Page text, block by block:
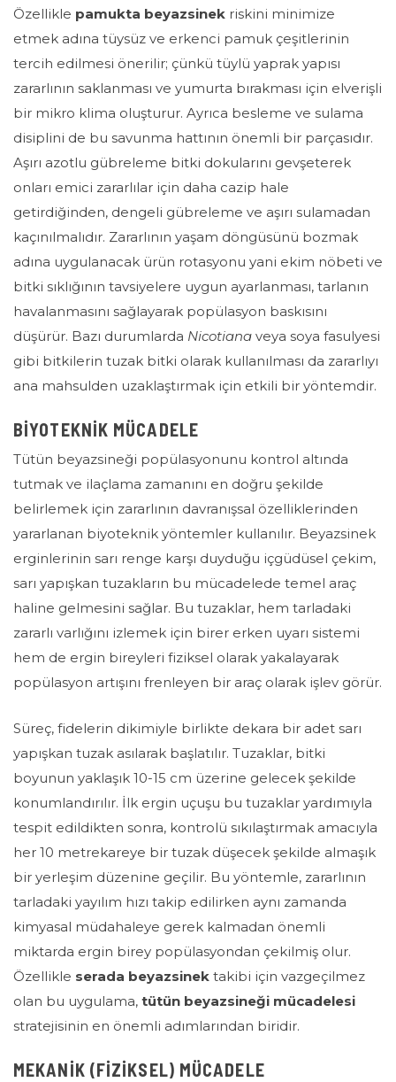
Özellikle pamukta beyazsinek riskini minimize
etmek adına tüysüz ve erkenci pamuk çeşitlerinin
tercih edilmesi önerilir; çünkü tüylü yaprak yapısı
zararlının saklanması ve yumurta bırakması için elverişli
bir mikro klima oluşturur. Ayrıca besleme ve sulama
disiplini de bu savunma hattının önemli bir parçasıdır.
Aşırı azotlu gübreleme bitki dokularını gevşeterek
onları emici zararlılar için daha cazip hale
getirdiğinden, dengeli gübreleme ve aşırı sulamadan
kaçınılmalıdır. Zararlının yaşam döngüsünü bozmak
adına uygulanacak ürün rotasyonu yani ekim nöbeti ve
bitki sıklığının tavsiyelere uygun ayarlanması, tarlanın
havalanmasını sağlayarak popülasyon baskısını
düşürür. Bazı durumlarda Nicotiana veya soya fasulyesi
gibi bitkilerin tuzak bitki olarak kullanılması da zararlıyı
ana mahsulden uzaklaştırmak için etkili bir yöntemdir.
BİYOTEKNİK MÜCADELE
Tütün beyazsineği popülasyonunu kontrol altında
tutmak ve ilaçlama zamanını en doğru şekilde
belirlemek için zararlının davranışsal özelliklerinden
yararlanan biyoteknik yöntemler kullanılır. Beyazsinek
erginlerinin sarı renge karşı duyduğu içgüdüsel çekim,
sarı yapışkan tuzakların bu mücadelede temel araç
haline gelmesini sağlar. Bu tuzaklar, hem tarladaki
zararlı varlığını izlemek için birer erken uyarı sistemi
hem de ergin bireyleri fiziksel olarak yakalayarak
popülasyon artışını frenleyen bir araç olarak işlev görür.
Süreç, fidelerin dikimiyle birlikte dekara bir adet sarı
yapışkan tuzak asılarak başlatılır. Tuzaklar, bitki
boyunun yaklaşık 10-15 cm üzerine gelecek şekilde
konumlandırılır. İlk ergin uçuşu bu tuzaklar yardımıyla
tespit edildikten sonra, kontrolü sıkılaştırmak amacıyla
her 10 metrekareye bir tuzak düşecek şekilde almaşık
bir yerleşim düzenine geçilir. Bu yöntemle, zararlının
tarladaki yayılım hızı takip edilirken aynı zamanda
kimyasal müdahaleye gerek kalmadan önemli
miktarda ergin birey popülasyondan çekilmiş olur.
Özellikle serada beyazsinek takibi için vazgeçilmez
olan bu uygulama, tütün beyazsineği mücadelesi
stratejisinin en önemli adımlarından biridir.
MEKANİK (FİZİKSEL) MÜCADELE